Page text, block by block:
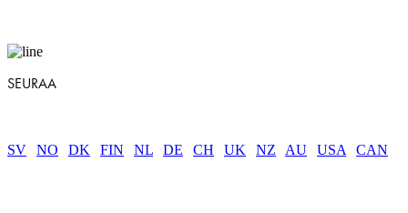
SEURAA
SV NO DK FIN NL DE CH UK NZ AU USA CAN